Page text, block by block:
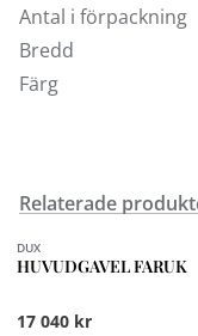
Antal i förpackning
Bredd
Färg
Relaterade Finns i
DUX
HUVUDGAVEL FARUK
17 040 kr